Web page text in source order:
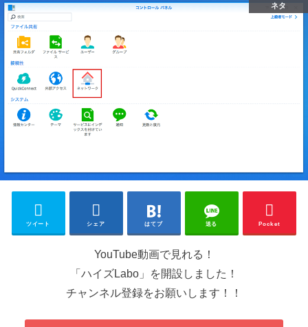
ネタ
ツイート シェア はてブ 送る Pocket
YouTube動画で見れる！
「ハイズLabo」を開設しました！
チャンネル登録をお願いします！！